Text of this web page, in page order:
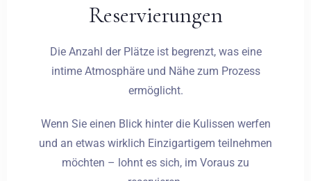
Reservierungen
Die Anzahl der Plätze ist begrenzt, was eine
intime Atmosphäre und Nähe zum Prozess
ermöglicht.
Wenn Sie einen Blick hinter die Kulissen werfen
und an etwas wirklich Einzigartigem teilnehmen
möchten – lohnt es sich, im Voraus zu